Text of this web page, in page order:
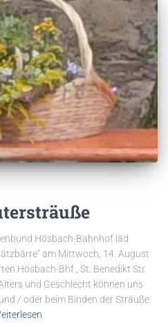
Hösbach-Bahnhof läd
am Mittwoch, 14. August
Hösbach-Bhf., St. Benedikt Str.
und Geschlecht können uns
/ oder beim Binden der Sträuße